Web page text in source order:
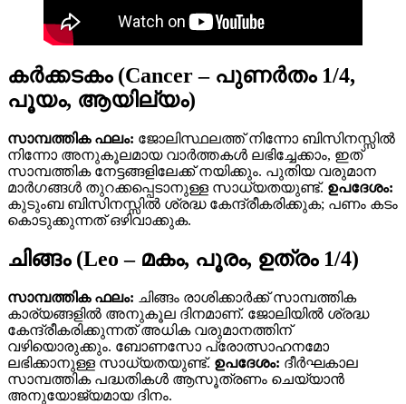
കർക്കടകം (Cancer – പുണര്‍തം 1/4,
പൂയം, ആയില്യം)
സാമ്പത്തിക ഫലം: ജോലിസ്ഥലത്ത് നിന്നോ ബിസിനസ്സിൽ
നിന്നോ അനുകൂലമായ വാർത്തകൾ ലഭിച്ചേക്കാം, ഇത്
സാമ്പത്തിക നേട്ടങ്ങളിലേക്ക് നയിക്കും. പുതിയ വരുമാന
മാർഗങ്ങൾ തുറക്കപ്പെടാനുള്ള സാധ്യതയുണ്ട്. ഉപദേശം:
കുടുംബ ബിസിനസ്സിൽ ശ്രദ്ധ കേന്ദ്രീകരിക്കുക; പണം കടം
കൊടുക്കുന്നത് ഒഴിവാക്കുക.
ചിങ്ങം (Leo – മകം, പൂരം, ഉത്രം 1/4)
സാമ്പത്തിക ഫലം: ചിങ്ങം രാശിക്കാർക്ക് സാമ്പത്തിക
കാര്യങ്ങളിൽ അനുകൂല ദിനമാണ്. ജോലിയിൽ ശ്രദ്ധ
കേന്ദ്രീകരിക്കുന്നത് അധിക വരുമാനത്തിന്
വഴിയൊരുക്കും. ബോണസോ പ്രോത്സാഹനമോ
ലഭിക്കാനുള്ള സാധ്യതയുണ്ട്. ഉപദേശം: ദീർഘകാല
സാമ്പത്തിക പദ്ധതികൾ ആസൂത്രണം ചെയ്യാൻ
അനുയോജ്യമായ ദിനം.